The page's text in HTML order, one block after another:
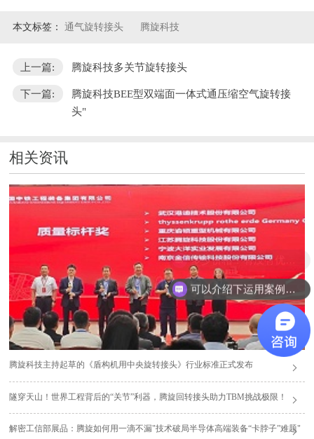
本文标签： 通气旋转接头 腾旋科技
上一篇: 腾旋科技多关节旋转接头
下一篇:
腾旋科技BEE型双端面一体式通压缩空气旋转接
头"
相关资讯
腾旋科技主持起草的《盾构机用中央旋转接头》行业标准正式发布
隧穿天山！世界工程背后的“关节”利器，腾旋回转接头助力TBM挑战极限！
解密工信部展品：腾旋如何用一滴不漏"技术破局半导体高端装备“卡脖子”难题"